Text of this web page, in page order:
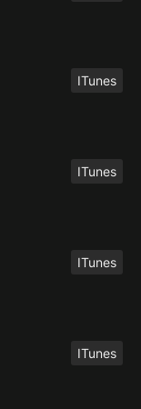
ITunes
ITunes
ITunes
ITunes